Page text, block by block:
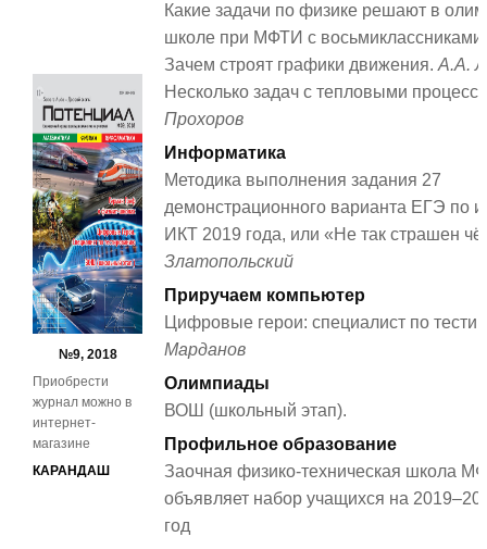
№9, 2018
Приобрести
журнал можно в
интернет-
магазине
КАРАНДАШ
Какие задачи по физике решают в
школе при МФТИ с
Зачем строят графики движения. А.А.
Несколько задач с тепловыми
Прохоров
Информатика
Методика выполнения задания 27
демонстрационного варианта ЕГЭ по
ИКТ 2019 года, или «Не так страшен
Златопольский
Приручаем компьютер
Цифровые герои: специалист по
Марданов
Олимпиады
ВОШ (школьный этап).
Профильное образование
Заочная физико-техническая школа
объявляет набор учащихся на
год